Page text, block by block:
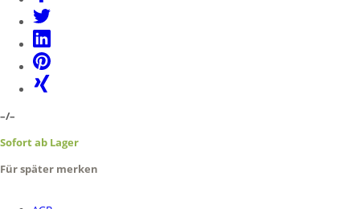
–/–
Sofort ab Lager
Für später merken